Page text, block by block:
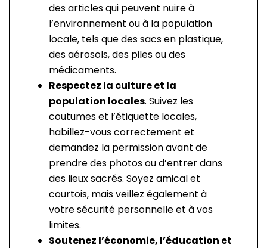
des articles qui peuvent nuire à
l’environnement ou à la population
locale, tels que des sacs en plastique,
des aérosols, des piles ou des
médicaments.
Respectez la culture et la
population locales. Suivez les
coutumes et l’étiquette locales,
habillez-vous correctement et
demandez la permission avant de
prendre des photos ou d’entrer dans
des lieux sacrés. Soyez amical et
courtois, mais veillez également à
votre sécurité personnelle et à vos
limites.
Soutenez l’économie, l’éducation et